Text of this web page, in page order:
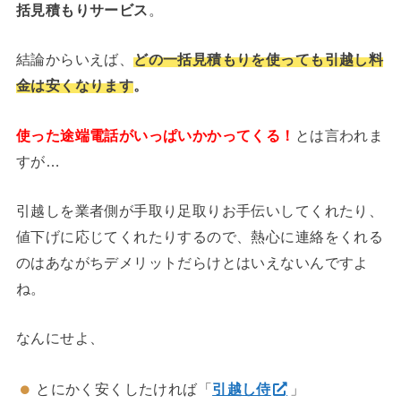
括見積もりサービス 。
結論からいえば、どの一括見積もりを使っても引越し料
金は安くなります。
使った途端電話がいっぱいかかってくる！ とは言われま
すが…
引越しを業者側が手取り足取りお手伝いしてくれたり、
値下げに応じてくれたりするので、熱心に連絡をくれる
のはあながちデメリットだらけとはいえないんですよ
ね。
なんにせよ、
とにかく安くしたければ「引越し侍 」